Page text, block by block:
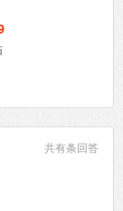
共有条回答